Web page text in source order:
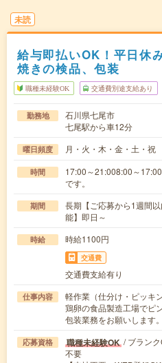
未読
給与即払いOK！平日休
焼きの検品、包装
職種未経験OK 交通費別途支給あり
勤務地
石川県七尾市
七尾駅から車12分
曜日頻度 月・火・木・金・土・祝
時間
17:00～21:008:00～
です。
期間
長期【ご応募から1週間
能】即日～
時給 時給1100円
交通費
交通費支給有り
仕事内容
軽作業（仕分け・ピッキ
鶏卵の食品製造工場でピ
包装業務をお願いします
応募資格 職種未経験OK / ブラン
不要